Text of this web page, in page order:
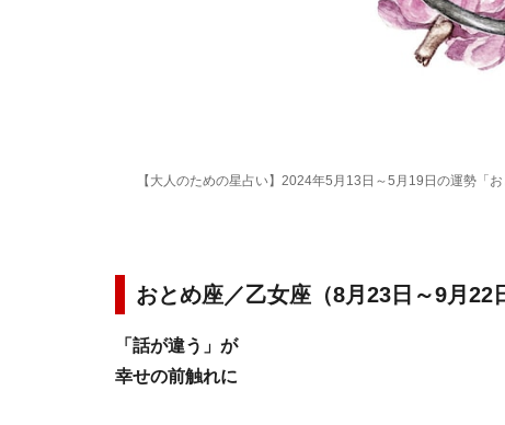
【大人のための星占い】2024年5月13日～5月19日の運勢「お
おとめ座／乙女座（8月23日～9月22
「話が違う」が
幸せの前触れに